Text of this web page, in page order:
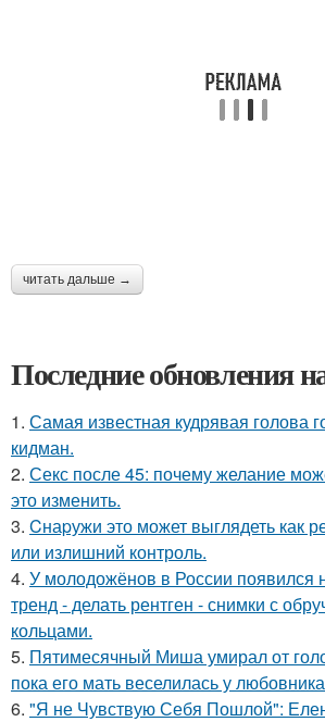
читать дальше →
Последние обновления
1. Самая известная кудрявая голова
кидман.
2. Секс после 45: почему желание
это изменить.
3. Cнаpужи это может выглядеть как
или излишний контроль.
4. У молодожёнов в России
тренд - делать рентген - снимки с
кольцами.
5. Пятимесячный Миша умирал от
пока его мать веселилась у
6. "Я не Чувствую Себя Пошлой":